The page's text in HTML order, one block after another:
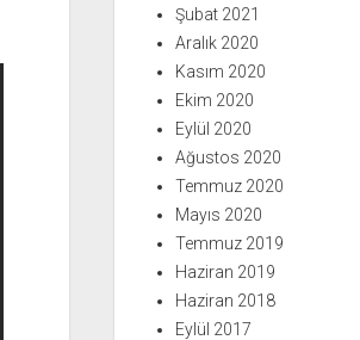
Şubat 2021
Aralık 2020
Kasım 2020
Ekim 2020
Eylül 2020
Ağustos 2020
Temmuz 2020
Mayıs 2020
Temmuz 2019
Haziran 2019
Haziran 2018
Eylül 2017